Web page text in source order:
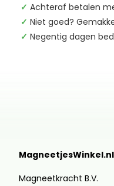
✓ Achteraf betalen
✓ Niet goed?
✓ Negentig dagen
MagneetjesWinkel.nl
Magneetkracht B.V.